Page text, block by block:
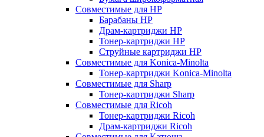
Совместимые для HP
Барабаны HP
Драм-картриджи HP
Тонер-картриджи HP
Струйные картриджи HP
Совместимые для Konica-Minolta
Тонер-картриджи Konica-Minolta
Совместимые для Sharp
Тонер-картриджи Sharp
Совместимые для Ricoh
Тонер-картриджи Ricoh
Драм-картриджи Ricoh